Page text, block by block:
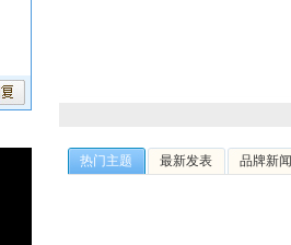
热门主题 最新发表 品牌新闻